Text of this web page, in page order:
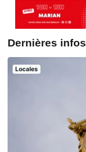
Dernières infos
Locales